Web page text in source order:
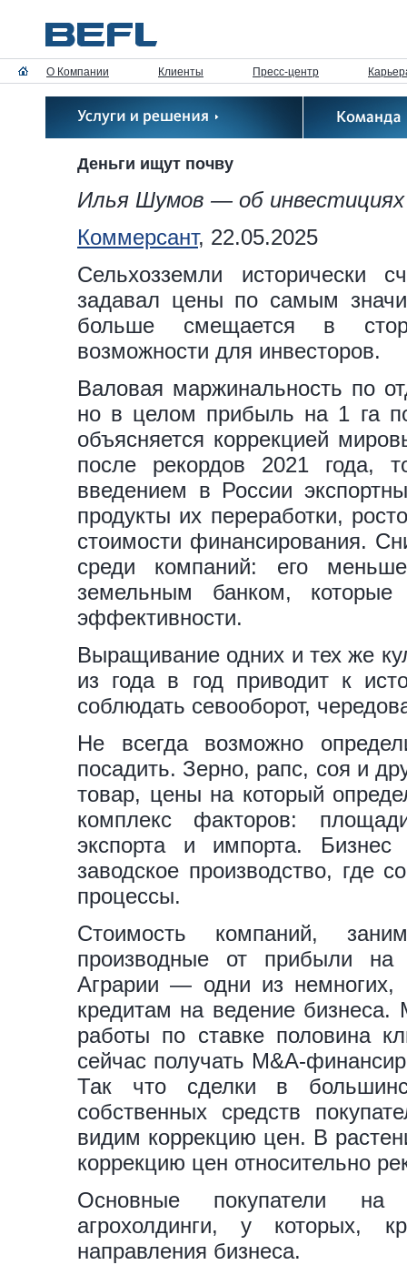
О Компании Клиенты Пресс-центр
Деньги ищут почву
Илья Шумов — об инвестициях
Коммерсант, 22.05.2025
Сельхозземли исторически
задавал цены по самым
больше смещается в
возможности для инвесторов.
Валовая маржинальность по
но в целом прибыль на 1 га
объясняется коррекцией
после рекордов 2021 года,
введением в России
продукты их переработки,
стоимости финансирования.
среди компаний: его
земельным банком, которые
эффективности.
Выращивание одних и тех же
из года в год приводит к
соблюдать севооборот,
Не всегда возможно
посадить. Зерно, рапс, соя и
товар, цены на который
комплекс факторов:
экспорта и импорта.
заводское производство, где
процессы.
Стоимость компаний,
производные от прибыли
Аграрии — одни из немногих,
кредитам на ведение
работы по ставке половина
сейчас получать M&A-
Так что сделки в
собственных средств
видим коррекцию цен. В
коррекцию цен относительно
Основные покупатели
агрохолдинги, у которых,
направления бизнеса.